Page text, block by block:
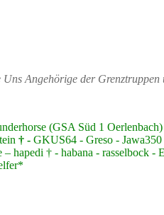
Angehörige der Grenztruppen
(GSA Süd 1
† - GKUS64 - Greso -
† - habana - rasselbock